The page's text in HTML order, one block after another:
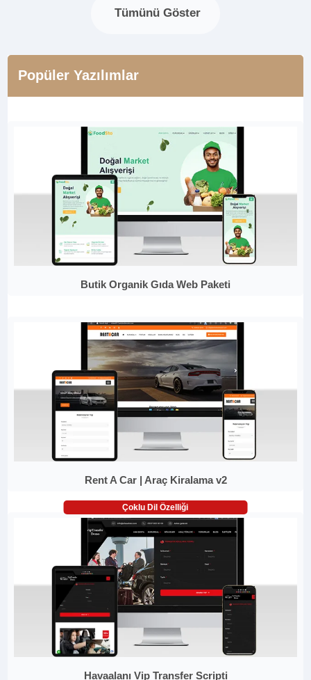
Tümünü Göster
Popüler Yazılımlar
Butik Organik Gıda Web Paketi
Rent A Car | Araç Kiralama v2
Çoklu Dil Özelliği
Havaalanı Vip Transfer Scripti